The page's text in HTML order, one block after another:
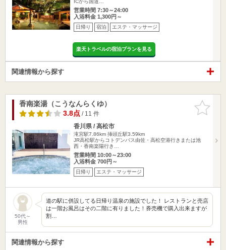
ICから国道…
営業時間 7:30～24:00
入浴料金 1,300円～
日帰り 宿泊 エステ・マッサージ
楽天トラベルの宿泊プランを見る
関連情報から探す
お気に入
りに追加
香南楽湯（こうなんらくゆ）
3.8点/ 11 件
香川県 / 高松市
滝宮駅7.86km 挿頭丘駅3.59km
JR高松駅からコトデンバス由佐・高松空港行きまたは池
西・香南楽陽行き…
営業時間 10:00～23:00
入浴料金 700円～
日帰り エステ・マッサージ
50代～
男性
道の駅に併設してる日帰り温泉の施設でした！ レストランと売店
は一階お風呂はその二階に有りました！券売機で購入出来ますが
割…
関連情報から探す